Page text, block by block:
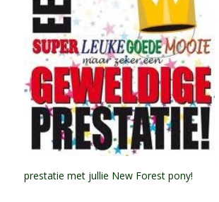
prestatie met jullie New Forest pony!